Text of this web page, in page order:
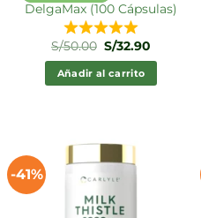
DelgaMax (100 Cápsulas)
S/50.00 El
precio
original
era:
S/32.90
Añadir al carrito
-41%